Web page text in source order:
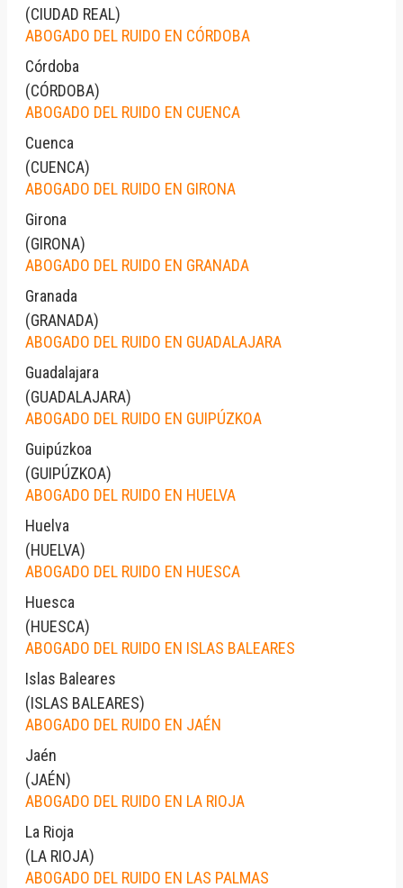
(CIUDAD REAL)
ABOGADO DEL RUIDO EN CÓRDOBA
Córdoba
(CÓRDOBA)
ABOGADO DEL RUIDO EN CUENCA
Cuenca
(CUENCA)
ABOGADO DEL RUIDO EN GIRONA
Girona
(GIRONA)
ABOGADO DEL RUIDO EN GRANADA
Granada
(GRANADA)
ABOGADO DEL RUIDO EN GUADALAJARA
Guadalajara
(GUADALAJARA)
ABOGADO DEL RUIDO EN GUIPÚZKOA
Guipúzkoa
(GUIPÚZKOA)
ABOGADO DEL RUIDO EN HUELVA
Huelva
(HUELVA)
ABOGADO DEL RUIDO EN HUESCA
Huesca
(HUESCA)
ABOGADO DEL RUIDO EN ISLAS BALEARES
Islas Baleares
(ISLAS BALEARES)
ABOGADO DEL RUIDO EN JAÉN
Jaén
(JAÉN)
ABOGADO DEL RUIDO EN LA RIOJA
La Rioja
(LA RIOJA)
ABOGADO DEL RUIDO EN LAS PALMAS